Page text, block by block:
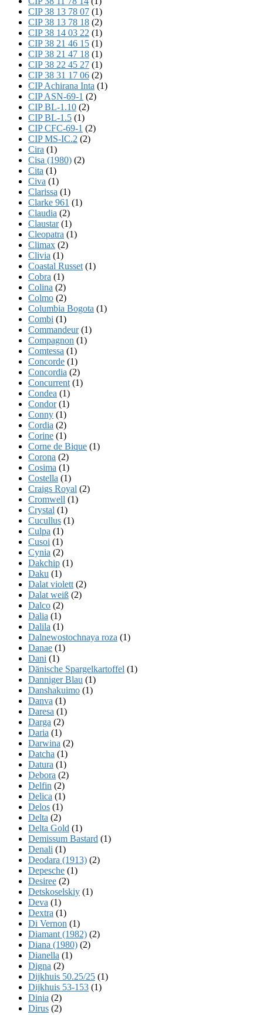
CIP 38 13 78 07 (1)
CIP 38 13 78 18 (2)
CIP 38 14 03 22 (1)
CIP 38 21 46 15 (1)
CIP 38 21 47 18 (1)
CIP 38 22 45 27 (1)
CIP 38 31 17 06 (2)
CIP Achirana Inta (1)
CIP ASN-69-1 (2)
CIP BL-1.10 (2)
CIP BL-1.5 (1)
CIP CFC-69-1 (2)
CIP MS-IC.2 (2)
Cira (1)
Cisa (1980) (2)
Cita (1)
Civa (1)
Clarissa (1)
Clarke 961 (1)
Claudia (2)
Claustar(1)
Cleopatra (1)
Climax (2)
Clivia (1)
Coastal Russet (1)
Cobra (1)
Colina (2)
Colmo (2)
Columbia Bogota (1)
Combi (1)
Commandeur(1)
Compagnon (1)
Comtessa (1)
Concorde (1)
Concordia (2)
Concurrent (1)
Condea (1)
Condor(1)
Conny (1)
Cordia (2)
Corine (1)
Corne de Bique (1)
Corona (2)
Cosima (1)
Costella (1)
Craigs Royal (2)
Cromwell (1)
Crystal (1)
Cucullus (1)
Culpa (1)
Cusoi (1)
Cynia (2)
Dakchip (1)
Daku (1)
Dalat violett (2)
Dalat weiß (2)
Dalco (2)
Dalia (1)
Dalila (1)
Dalnewostochnaya roza (1)
Danae (1)
Dani (1)
Dänische Spargelkartoffel (1)
Danniger Blau (1)
Danshakuimo (1)
Danva (1)
Daresa (1)
Darga (2)
Daria (1)
Darwina (2)
Datcha (1)
Datura (1)
Debora (2)
Delfin (2)
Delica (1)
Delos (1)
Delta (2)
Delta Gold (1)
Demissum Bastard (1)
Denali (1)
Deodara (1913) (2)
Depesche (1)
Desiree (2)
Detskoselskiy (1)
Deva (1)
Dextra (1)
Di Vernon (1)
Diamant (1982) (2)
Diana (1980) (2)
Dianella (1)
Digna (2)
Dijkhuis 50.25/25 (1)
Dijkhuis 53-153 (1)
Dinia (2)
Dirus (2)